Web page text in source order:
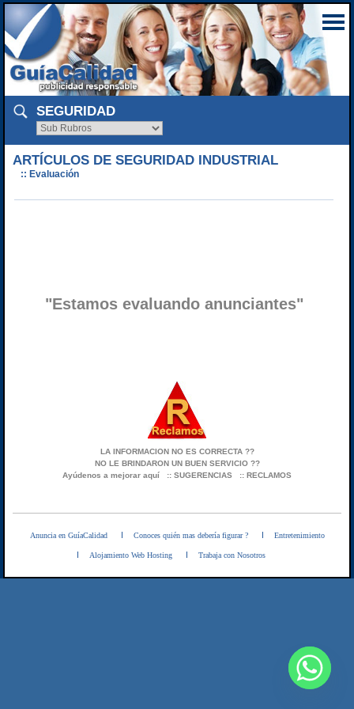
SEGURIDAD
ARTÍCULOS DE SEGURIDAD INDUSTRIAL
:: Evaluación
"Estamos evaluando anunciantes"
LA INFORMACION NO ES CORRECTA ??
NO LE BRINDARON UN BUEN SERVICIO ??
Ayúdenos a mejorar aquí :: SUGERENCIAS :: RECLAMOS
Anuncia en GuíaCalidad Conoces quién mas debería figurar ? Entretenimiento
Alojamiento Web Hosting Trabaja con Nosotros